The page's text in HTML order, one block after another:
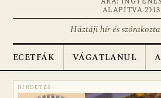
ALAPÍTVA 2013
Háztáji hír és
ECETFÁK VÁGATLANUL
HIRDETÉS